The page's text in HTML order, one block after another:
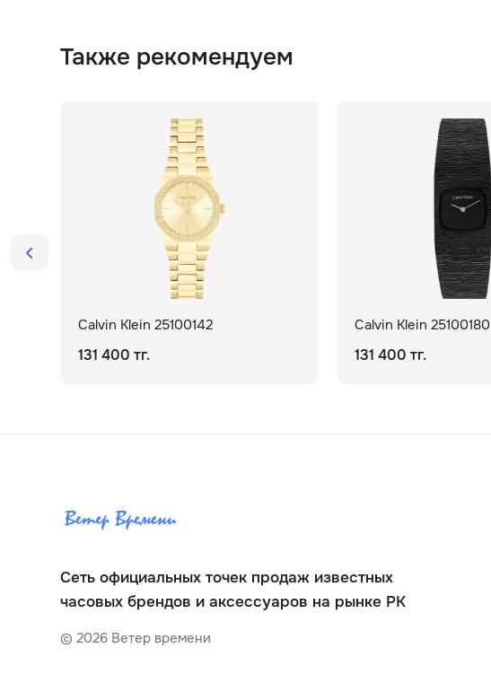
Также рекомендуем
Calvin Klein 25100142
131 400 тг.
Calvin Klein 25100180
131 400 тг.
Сеть официальных точек продаж известных
часовых брендов и аксессуаров на рынке РК
©2026 Ветер времени